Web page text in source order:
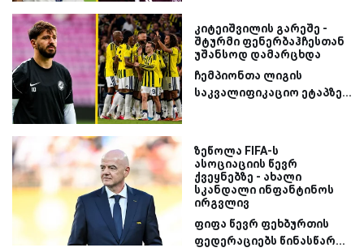
კიტეიშვილის გარეშე -
შტურმი ფენერბაჰჩესთან
უშანსოდ დამარცხდა
ჩემპიონთა ლიგის
საკვალიფიკაციო ეტაპზე...
ზეწოლა FIFA-ს
ასოციაციის წევრ
ქვეყნებზე - ახალი
სკანდალი ინფანტინოს
ირგვლივ
ფიფა წევრ ფეხბურთის
ფედერაციებს წინასწარ...